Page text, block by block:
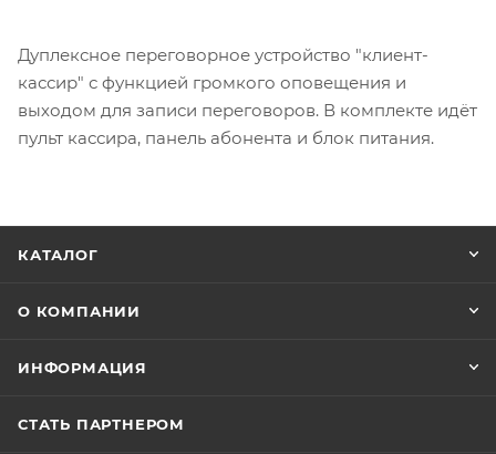
Дуплексное переговорное устройство "клиент-
кассир" с функцией громкого оповещения и
выходом для записи переговоров. В комплекте идёт
пульт кассира, панель абонента и блок питания.
КАТАЛОГ
О КОМПАНИИ
ИНФОРМАЦИЯ
СТАТЬ ПАРТНЕРОМ